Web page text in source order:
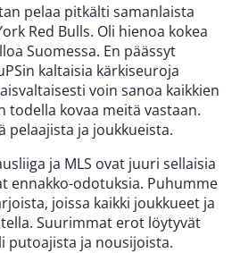
pelaa pitkälti samanlaista
Red Bulls. Oli hienoa kokea
Suomessa. En päässyt
kaltaisia kärkiseuroja
voin sanoa kaikkien
todella kovaa meitä vastaan.
pelaajista ja joukkueista.
ja MLS ovat juuri sellaisia
ennakko-odotuksia. Puhumme
joissa kaikki joukkueet ja
Suurimmat erot löytyvät
putoajista ja nousijoista.